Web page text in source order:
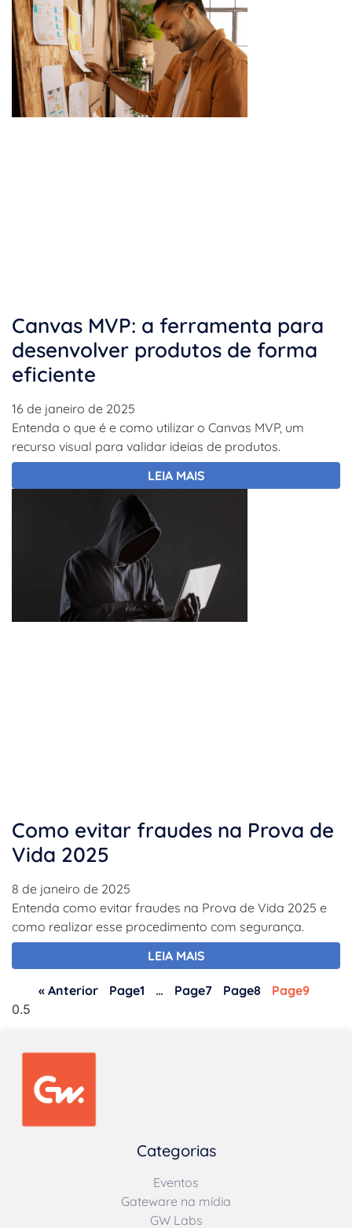
Canvas MVP: a ferramenta para
desenvolver produtos de forma
eficiente
16 de janeiro de 2025
Entenda o que é e como utilizar o Canvas MVP, um
recurso visual para validar ideias de produtos.
LEIA MAIS
Como evitar fraudes na Prova de
Vida 2025
8 de janeiro de 2025
Entenda como evitar fraudes na Prova de Vida 2025 e
como realizar esse procedimento com segurança.
LEIA MAIS
« Anterior Page1 … Page7 Page8 Page9
Categorias
Eventos
Gateware na mídia
GW Labs